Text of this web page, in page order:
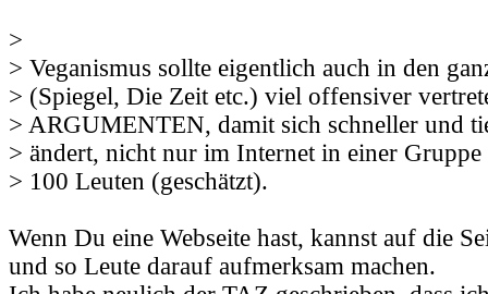
>
> Veganismus sollte eigentlich auch in den
> (Spiegel, Die Zeit etc.) viel offensiver
> ARGUMENTEN, damit sich schneller und
> ändert, nicht nur im Internet in einer
> 100 Leuten (geschätzt).
Wenn Du eine Webseite hast, kannst auf die
und so Leute darauf aufmerksam machen.